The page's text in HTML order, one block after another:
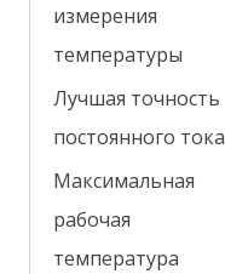
измерения
температуры
Лучшая точность
постоянного тока
Максимальная
рабочая
температура